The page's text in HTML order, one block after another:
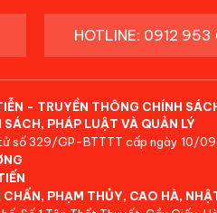
HOTLINE: 0912
- TRUYỀN THÔNG CHÍNH
PHÁP LUẬT VÀ QUẢN LÝ
số 329/GP-BTTTT cấp ngày 10/
PHẠM THỦY, CAO HÀ,